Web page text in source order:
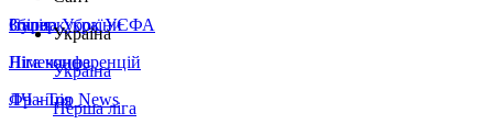
Збірна України
Італія
Німеччина
Франція
Суперкубок УЄФА
Ліга конференцій
ЛЧ - Top News
Україна
Україна
Перша ліга